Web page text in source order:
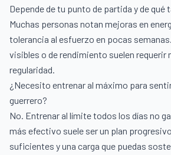
Depende de tu punto de partida y de qué
Muchas personas notan mejoras en
tolerancia al esfuerzo en pocas
visibles o de rendimiento suelen requerir
regularidad.
¿Necesito entrenar al máximo para
guerrero?
No. Entrenar al límite todos los días no
más efectivo suele ser un plan
suficientes y una carga que puedas